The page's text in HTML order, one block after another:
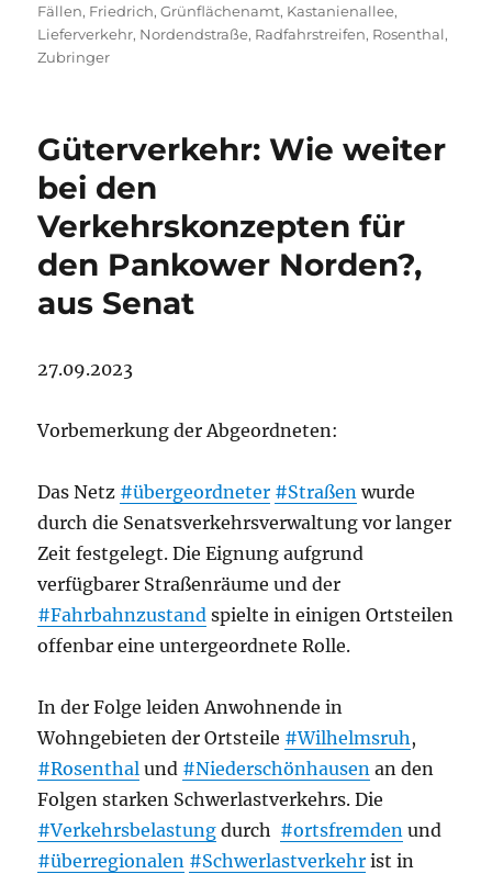
Fällen, Friedrich,Grünflächenamt, Kastanienallee,
Lieferverkehr, Nordendstraße, Radfahrstreifen, Rosenthal,
Zubringer
Güterverkehr: Wie weiter
bei den
Verkehrskonzepten für
den Pankower Norden?,
aus Senat
27.09.2023
Vorbemerkung der Abgeordneten:
Das Netz #übergeordneter #Straßen wurde
durch die Senatsverkehrsverwaltung vor langer
Zeit festgelegt. Die Eignung aufgrund
verfügbarer Straßenräume und der
#Fahrbahnzustand spielte in einigen Ortsteilen
offenbar eine untergeordnete Rolle.
In der Folge leiden Anwohnende in
Wohngebieten der Ortsteile #Wilhelmsruh,
#Rosenthal und #Niederschönhausen an den
Folgen starken Schwerlastverkehrs. Die
#Verkehrsbelastung durch #ortsfremden und
#überregionalen #Schwerlastverkehr ist in